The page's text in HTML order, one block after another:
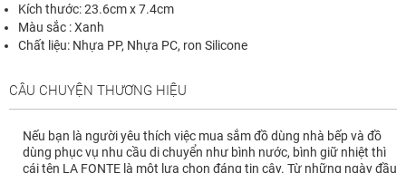
Kích thước: 23.6cm x 7.4cm
Màu sắc : Xanh
Chất liệu: Nhựa PP, Nhựa PC, ron Silicone
CÂU CHUYỆN THƯƠNG HIỆU
Nếu bạn là người yêu thích việc mua sắm đồ dùng nhà bếp và đồ
dùng phục vụ nhu cầu di chuyển như bình nước, bình giữ nhiệt thì
cái tên LA FONTE là một lựa chọn đáng tin cậy. Từ những ngày đầu